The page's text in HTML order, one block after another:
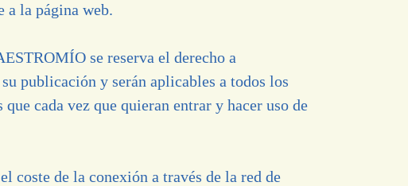
a la página web.
se reserva el derecho a
publicación y serán aplicables a todos los
cada vez que quieran entrar y hacer uso de
coste de la conexión a través de la red de